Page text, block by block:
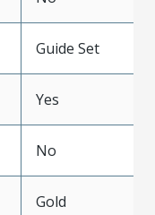
Guide Set
Yes
No
Gold